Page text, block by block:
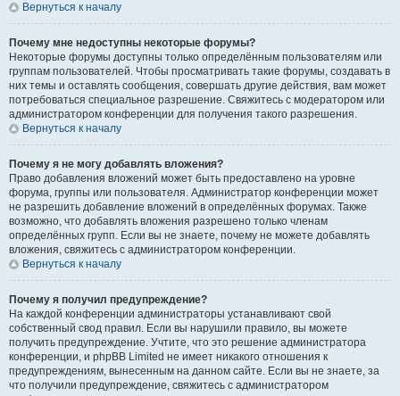
Вернуться к началу
Почему мне недоступны некоторые форумы?
Некоторые форумы доступны только определённым пользователям или
группам пользователей. Чтобы просматривать такие форумы, создавать в
них темы и оставлять сообщения, совершать другие действия, вам может
потребоваться специальное разрешение. Свяжитесь с модератором или
администратором конференции для получения такого разрешения.
Вернуться к началу
Почему я не могу добавлять вложения?
Право добавления вложений может быть предоставлено на уровне
форума, группы или пользователя. Администратор конференции может
не разрешить добавление вложений в определённых форумах. Также
возможно, что добавлять вложения разрешено только членам
определённых групп. Если вы не знаете, почему не можете добавлять
вложения, свяжитесь с администратором конференции.
Вернуться к началу
Почему я получил предупреждение?
На каждой конференции администраторы устанавливают свой
собственный свод правил. Если вы нарушили правило, вы можете
получить предупреждение. Учтите, что это решение администратора
конференции, и phpBB Limited не имеет никакого отношения к
предупреждениям, вынесенным на данном сайте. Если вы не знаете, за
что получили предупреждение, свяжитесь с администратором